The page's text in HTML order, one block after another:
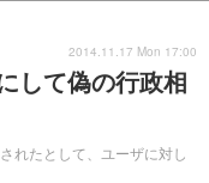
して偽の行政相
れたとして、ユーザに対し
2014.11.17 Mon 17:00